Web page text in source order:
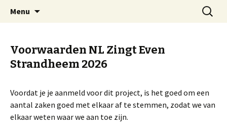
Arnold Wienen
Welkom op mijn website
Menu
Zoeken
naar:
Voorwaarden NL Zingt Even
Strandheem 2026
Voordat je je aanmeld voor dit project, is het goed om een
aantal zaken goed met elkaar af te stemmen, zodat we van
elkaar weten waar we aan toe zijn.